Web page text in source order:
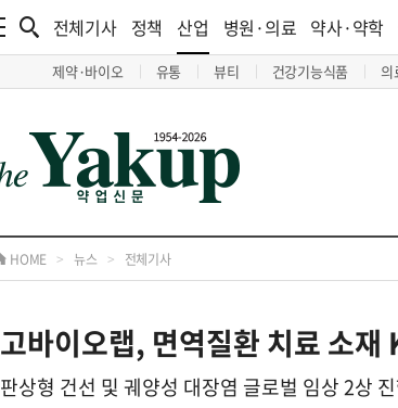
전체기사 정책 산업
제약·바이오 유통 뷰티 건강기능식품 의
병원·의료 약사·약학
HOME > 뉴스 > 전체기사
고바이오랩, 면역질환 치료 소
판상형 건선 및 궤양성 대장염 글로벌 임상 2상